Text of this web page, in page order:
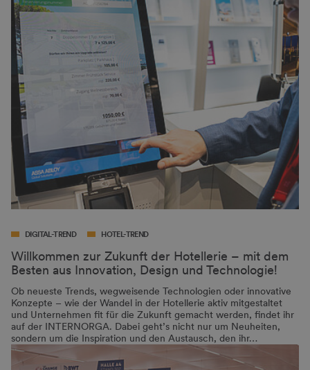
DIGITAL-TREND HOTEL-TREND
Willkommen zur Zukunft der Hotellerie – mit dem
Besten aus Innovation, Design und Technologie!
Ob neueste Trends, wegweisende Technologien oder innovative
Konzepte – wie der Wandel in der Hotellerie aktiv mitgestaltet
und Unternehmen fit für die Zukunft gemacht werden, findet ihr
auf der INTERNORGA. Dabei geht’s nicht nur um Neuheiten,
sondern um die Inspiration und den Austausch, den ihr…